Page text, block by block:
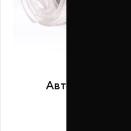
Автобаферы